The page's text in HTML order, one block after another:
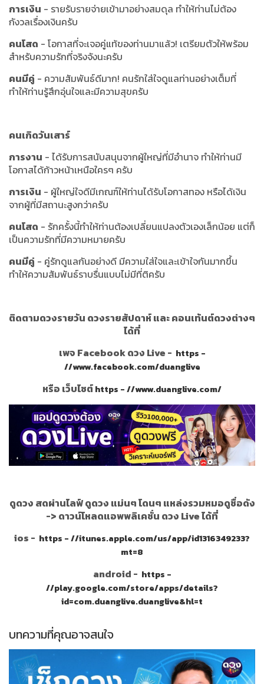
การเงิน - รายรับรายจ่ายเข้ามาอย่างสมดุล ทำให้ท่านไม่ต้อง
กังวลเรื่องเงินครับ
คนโสด - โอกาสที่จะเจอคู่แท้ของท่านมาแล้ว! เตรียมตัวให้พร้อม
สำหรับความรักที่จริงจังนะครับ
คนมีคู่ - ความสัมพันธ์ดีมาก! คนรักใส่ใจดูแลท่านอย่างเต็มที่
ทำให้ท่านรู้สึกอุ่นใจและมีความสุขครับ
คนเกิดวันเสาร์
การงาน - ได้รับการสนับสนุนจากผู้ใหญ่ที่มีอำนาจ ทำให้ท่านมี
โอกาสได้ก้าวหน้าเหนือใครๆ ครับ
การเงิน - ผู้ใหญ่ใจดีมีเกณฑ์ให้ท่านได้รับโอกาสทอง หรือได้เงิน
จากผู้ที่มีสถานะสูงกว่าครับ
คนโสด - รักครั้งนี้ทำให้ท่านต้องเปลี่ยนแปลงตัวเองเล็กน้อย แต่ก็
เป็นความรักที่มีความหมายครับ
คนมีคู่ - คู่รักดูแลกันอย่างดี มีความใส่ใจและเข้าใจกันมากขึ้น
ทำให้ความสัมพันธ์ราบรื่นแบบไม่มีที่ติครับ
ติดตามดวงรายวัน ดวงรายสัปดาห์ และ คอนเท้นต์ดวงต่างๆ
ได้ที่
เพจ Facebook ดวง Live - https -
//www.facebook.com/duanglive
หรือ เว็บไซต์https - //www.duanglive.com/
ดูดวง สดผ่านไลฟ์ ดูดวง แม่นๆ โดนๆ แหล่งรวมหมอดูชื่อดัง
-> ดาวน์โหลดแอพพลิเคชั่น ดวง Live ได้ที่
ios - https - //itunes.apple.com/us/app/id1316349233?
mt=8
android - https -
//play.google.com/store/apps/details?
id=com.duanglive.duanglive&hl=t
บทความที่คุณอาจสนใจ